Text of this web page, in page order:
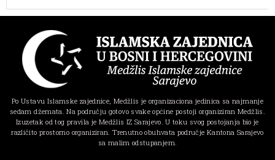
Po Ustavu Islamske zajednice, Medžlis je organizaciona jedinica sa najmanje
sedam džemata. Na području gotovo svake općine postoji organiziran Medžlis.
Izuzetak od tog pravila je Medžlis IZ Sarajevo. U toku svog postojanja bio je
različito prostorno organiziran. Trenutno obuhvata područje Kantona Sarajevo
sa malim odstupanjem.